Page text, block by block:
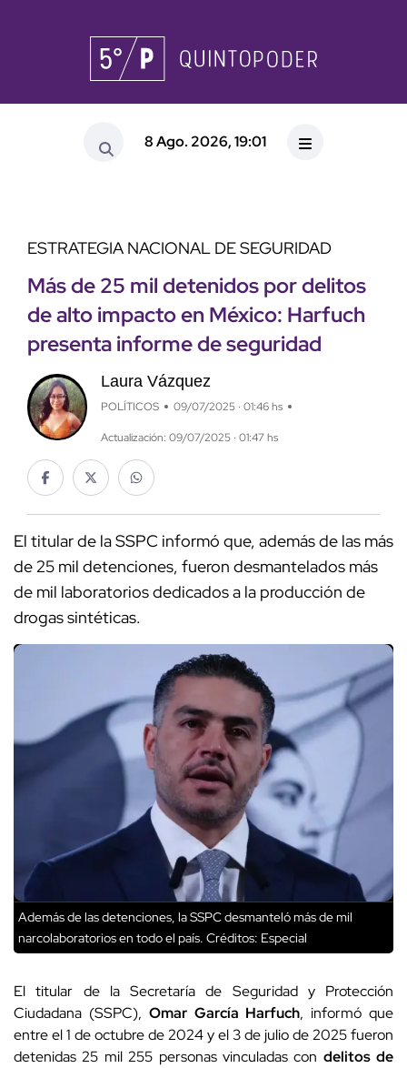
8 Ago. 2026, 19:01
ESTRATEGIA NACIONAL DE SEGURIDAD
Más de 25 mil detenidos por delitos
de alto impacto en México: Harfuch
presenta informe de seguridad
Laura Vázquez
POLÍTICOS 09/07/2025 · 01:46 hs
Actualización: 09/07/2025 · 01:47 hs
El titular de la SSPC informó que, además de las más
de 25 mil detenciones, fueron desmantelados más
de mil laboratorios dedicados a la producción de
drogas sintéticas.
Además de las detenciones, la SSPC desmanteló más de mil
narcolaboratorios en todo el país. Créditos: Especial
El titular de la Secretaría de Seguridad y Protección
Ciudadana (SSPC), Omar García Harfuch, informó que
entre el 1 de octubre de 2024 y el 3 de julio de 2025 fueron
detenidas 25 mil 255 personas vinculadas con delitos de